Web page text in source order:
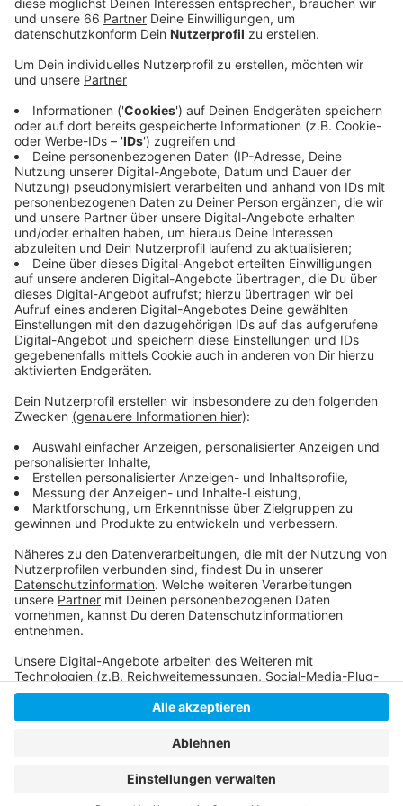
Anzeige
Unter anderem wird die Kletteranlage erneuert.
Außerdem entsteht im Kleinkinderbereich ein neuer
Sandspieltisch und die Sechser-Wippe wird ersetzt.
Die Arbeiten kosten die Stadt ingesamt 140.000 Euro.
Im Frühjahr soll der Spielplatz wieder für Familien
offenstehen.
Anzeige
Weitere Infos und Links zum Thema:
Anzeige
So informiert die Stadt
Wald-Natur-Spielplätze in Düsseldorf
Hier können alle Spielplätze in Düsseldorf gesucht
werden
Anzeige